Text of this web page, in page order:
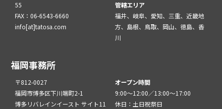
55
FAX：06-6543-6660
info[at]tatosa.com
管轄エリア
福井、岐阜、愛知、三重、近畿地
方、島根、鳥取、岡山、徳島、香
川
福岡事務所
〒812-0027
福岡市博多区下川端町2-1
博多リバレインイースト サイト11
オープン時間
9:00～12:00／13:00～17:00
休日：土日祝祭日